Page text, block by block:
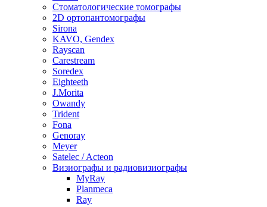
Стоматологические томографы
2D ортопантомографы
Sirona
KAVO, Gendex
Rayscan
Carestream
Soredex
Eighteeth
J.Morita
Owandy
Trident
Fona
Genoray
Meyer
Satelec / Acteon
Визиографы и радиовизиографы
MyRay
Planmeca
Ray